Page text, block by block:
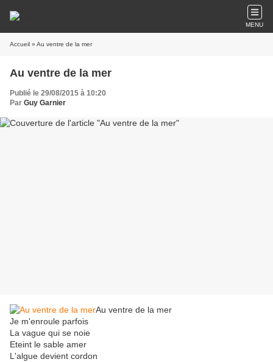
MENU
Accueil » Au ventre de la mer
Au ventre de la mer
Publié le 29/08/2015 à 10:20
Par Guy Garnier
Au ventre de la mer
Je m'enroule parfois
La vague qui se noie
Eteint le sable amer
L'algue devient cordon